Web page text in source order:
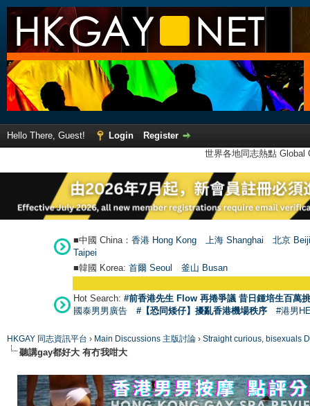
Hello There, Guest! Login
Register
世界各地同志熱點
■中國 China： 香港 Hong Kong 上海 Shanghai
北京
Taipei
■韓國 Korea: 首爾 Seoul 釜山 Busan
Hot Search: #前香港先生 Flow 再捲爭議 昔日鍾培生百萬
國泰男男廣告
#【恐同矮仔】擾亂香港機場秩序 #港男
HKGAY 同志資訊平台 › Main Discussions 主版討論 › Straight curious, bisexuals
聽講gay都好大 有冇我咁大